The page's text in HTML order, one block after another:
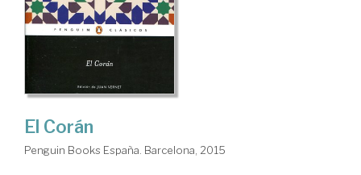
El Corán
Penguin Books España. Barcelona, 2015